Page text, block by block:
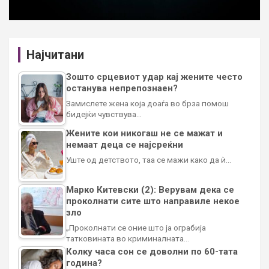
Најчитани
Зошто срцевиот удар кај жените често
останува непрепознаен?
Замислете жена која доаѓа во брза помош
бидејќи чувствува…
Жените кои никогаш не се мажат и
немаат деца се најсреќни
Уште од детството, таа се мажи како да ѝ…
Марко Китевски (2): Верувам дека се
проколнати сите што направиле некое
зло
„Проколнати се оние што ја ограбија
татковината во криминалната…
Колку часа сон се доволни по 60-тата
година?